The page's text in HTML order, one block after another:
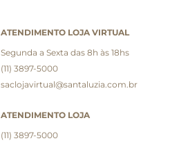
ATENDIMENTO LOJA VIRTUAL
Segunda a Sexta das 8h às 18hs
(11) 3897-5000
saclojavirtual@santaluzia.com.br
ATENDIMENTO LOJA
(11) 3897-5000